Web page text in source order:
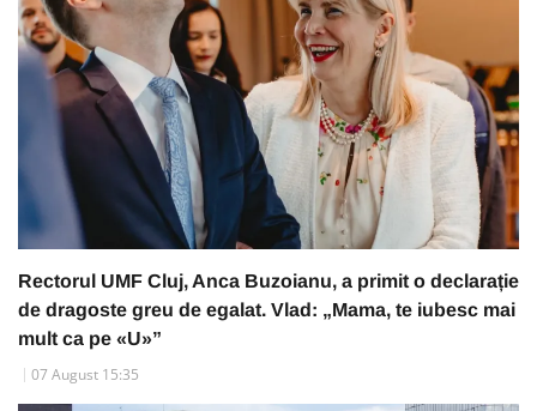
Rectorul UMF Cluj, Anca Buzoianu, a primit o declarație
de dragoste greu de egalat. Vlad: „Mama, te iubesc mai
mult ca pe «U»”
07 August 15:35